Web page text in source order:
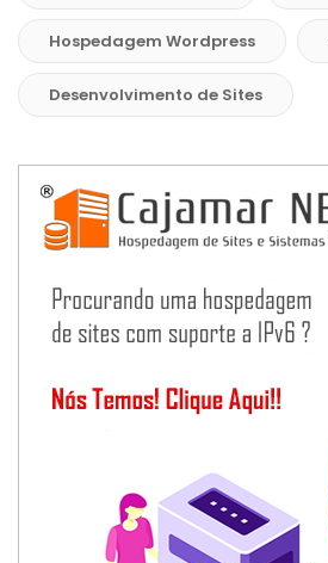
Hospedagem Wordpress
Desenvolvimento de Sites